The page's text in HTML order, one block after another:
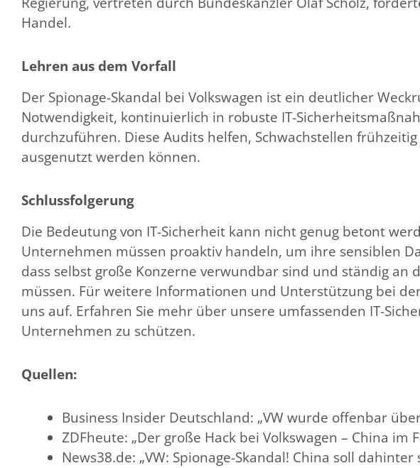
Handel​​.
Lehren aus dem Vorfall
Der Spionage-Skandal bei Volkswagen ist ein deutlicher
Notwendigkeit, kontinuierlich in robuste IT-
durchzuführen. Diese Audits helfen, Schwachstellen
ausgenutzt werden können.
Schlussfolgerung
Die Bedeutung von IT-Sicherheit kann nicht genug betont
Unternehmen müssen proaktiv handeln, um ihre sensiblen
dass selbst große Konzerne verwundbar sind und ständig
müssen. Für weitere Informationen und Unterstützung bei
uns auf. Erfahren Sie mehr über unsere umfassenden IT-
Unternehmen zu schützen.
Quellen:
Business Insider Deutschland: „VW wurde offenbar
ZDFheute: „Der große Hack bei Volkswagen – China im
News38.de: „VW: Spionage-Skandal! China soll dahinter